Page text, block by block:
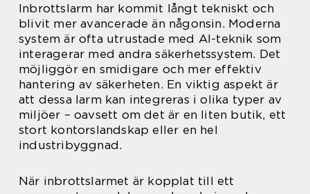
Inbrottslarm har kommit långt tekniskt och
blivit mer avancerade än någonsin. Moderna
system är ofta utrustade med AI-teknik som
interagerar med andra säkerhetssystem. Det
möjliggör en smidigare och mer effektiv
hantering av säkerheten. En viktig aspekt är
att dessa larm kan integreras i olika typer av
miljöer – oavsett om det är en liten butik, ett
stort kontorslandskap eller en hel
industribyggnad.
När inbrottslarmet är kopplat till ett